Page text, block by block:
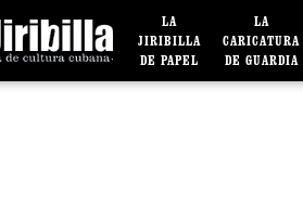
LA
JIRIBILLA
DE PAPEL
LA
CARICATURA
DE GUARDIA